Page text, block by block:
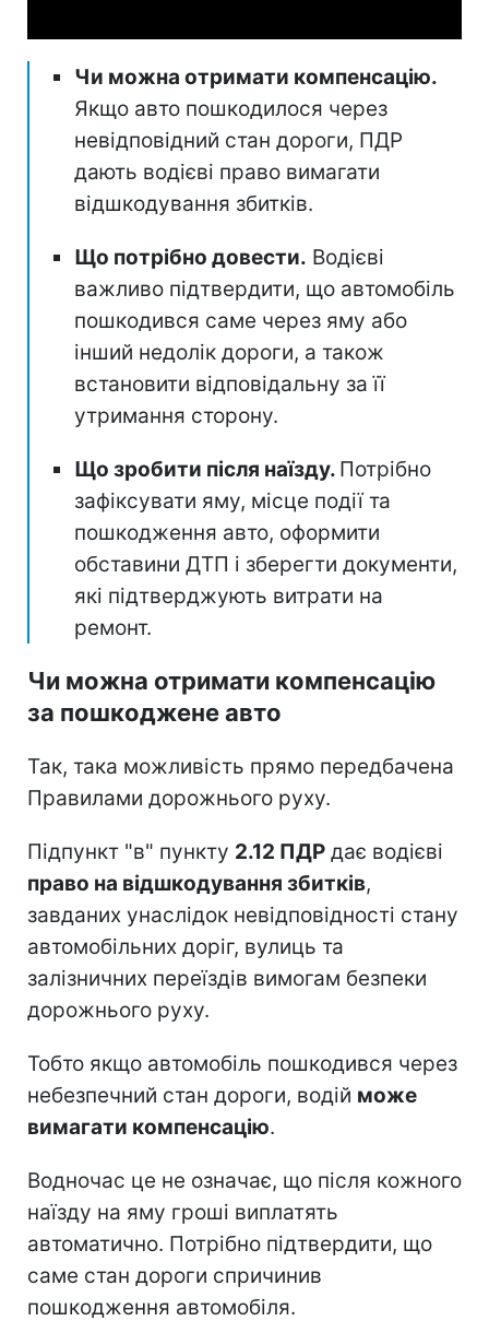
Чи можна отримати компенсацію.
Якщо авто пошкодилося через
невідповідний стан дороги, ПДР
дають водієві право вимагати
відшкодування збитків.
Що потрібно довести. Водієві
важливо підтвердити, що автомобіль
пошкодився саме через яму або
інший недолік дороги, а також
встановити відповідальну за її
утримання сторону.
Що зробити після наїзду. Потрібно
зафіксувати яму, місце події та
пошкодження авто, оформити
обставини ДТП і зберегти документи,
які підтверджують витрати на
ремонт.
Чи можна отримати компенсацію
за пошкоджене авто
Так, така можливість прямо передбачена
Правилами дорожнього руху.
Підпункт "в" пункту 2.12 ПДР дає водієві
право на відшкодування збитків,
завданих унаслідок невідповідності стану
автомобільних доріг, вулиць та
залізничних переїздів вимогам безпеки
дорожнього руху.
Тобто якщо автомобіль пошкодився через
небезпечний стан дороги, водій може
вимагати компенсацію.
Водночас це не означає, що після кожного
наїзду на яму гроші виплатять
автоматично. Потрібно підтвердити, що
саме стан дороги спричинив
пошкодження автомобіля.